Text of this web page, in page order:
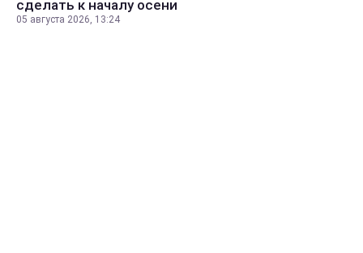
сделать к началу осени
05 августа 2026, 13:24